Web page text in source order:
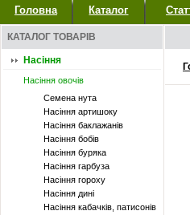
Головна Каталог
КАТАЛОГ ТОВАРІВ
Насіння
Насіння овочів
Семена нута
Насіння артишоку
Насіння баклажанів
Насіння бобів
Насіння буряка
Насіння гарбуза
Насіння гороху
Насіння дині
Насіння кабачків, патисонів